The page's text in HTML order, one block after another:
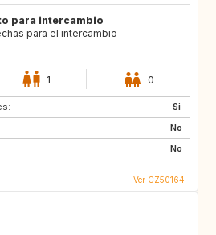
para intercambio
para el intercambio
1 0
Si
No
No
Ver CZ50164